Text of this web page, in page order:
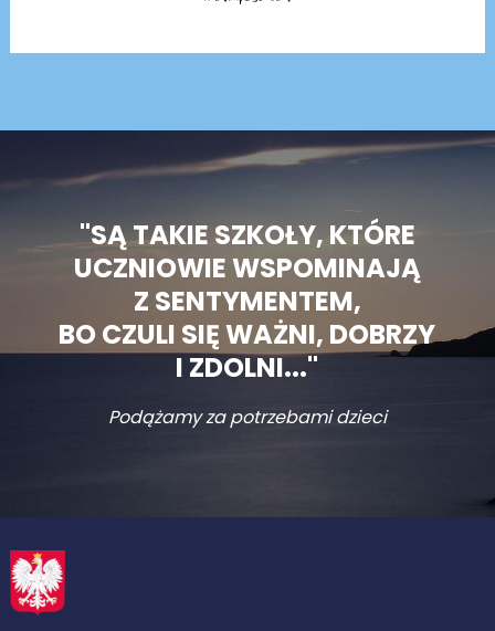
"SĄ TAKIE SZKOŁY, KTÓRE
UCZNIOWIE WSPOMINAJĄ
Z SENTYMENTEM,
BO CZULI SIĘ WAŻNI, DOBRZY
I ZDOLNI..."
Podążamy za potrzebami dzieci